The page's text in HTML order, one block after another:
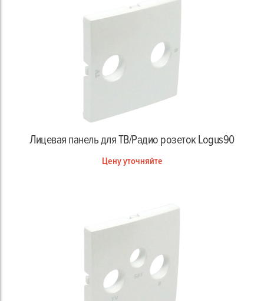
Лицевая панель для ТВ/Радио розеток Logus90
Цену уточняйте